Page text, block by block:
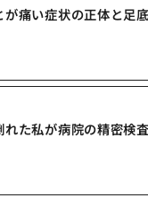
痛い症状の正体と足
た私が病院の精密検